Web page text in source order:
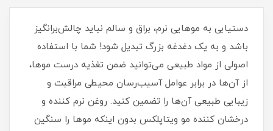
دستیابی به موهایی نرم، براق و سالم نباید چالش‌برانگیز
باشد و به یک دغدغه بزرگ تبدیل شود! شما با استفاده
اصولی از مواد طبیعی می‌توانید ضمن تغذیه درست موها،
از آن‌ها در برابر عوامل آسیب‌رسان محیطی مراقبت و
زیبایی طبیعی آن‌ها را تضمین کنید. روغن نرم کننده و
درخشان کننده مو ویتاپلکس بدون اینکه موها را سنگین